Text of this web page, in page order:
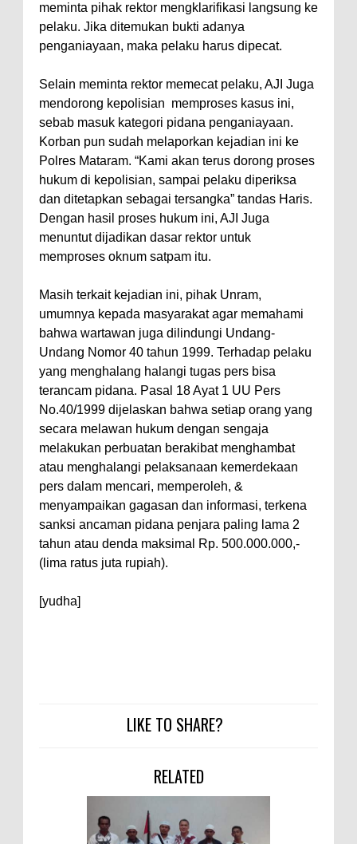
Persiapan DAK 2027 ke BPJN
NTB
dan Penguatan Kolaborasi
Wali Kota Bima Hadiri Rakornas
Kelautan dan Perikanan
Pemkot Jawab Pandangan
Umum Fraksi DPRD terhadap
Raperda Pertanggungjawaban
Pelaksanaan APBD Kota Bima
Pimpin Upacara HUT
Bima: Jadikan Tugas Sebagai
Ibadah, Kepercayaan Rakyat
Landasan Utama
Kado HUT Bhayangkara Ke-80,
Kapolres Bima Pimpin Kenaikan
Pangkat 42 Personel
Bakti Sosial Bhayangkara Ke-80,
Satsamapta Polres Bima Bantu
Warga Dena Hadapi Krisis Air
Bersih
Polsek Bolo Bongkar Peredaran
Sabu di Tambe, 2 Pria
meminta pihak rektor mengklarifikasi langsung ke
pelaku. Jika ditemukan bukti adanya
penganiayaan, maka pelaku harus dipecat.
Selain meminta rektor memecat pelaku, AJI Juga
mendorong kepolisian memproses kasus ini,
sebab masuk kategori pidana penganiayaan.
Korban pun sudah melaporkan kejadian ini ke
Polres Mataram. “Kami akan terus dorong proses
hukum di kepolisian, sampai pelaku diperiksa
dan ditetapkan sebagai tersangka” tandas Haris.
Dengan hasil proses hukum ini, AJI Juga
menuntut dijadikan dasar rektor untuk
memproses oknum satpam itu.
Masih terkait kejadian ini, pihak Unram,
umumnya kepada masyarakat agar memahami
bahwa wartawan juga dilindungi Undang-
Undang Nomor 40 tahun 1999. Terhadap pelaku
yang menghalang halangi tugas pers bisa
terancam pidana. Pasal 18 Ayat 1 UU Pers
No.40/1999 dijelaskan bahwa setiap orang yang
secara melawan hukum dengan sengaja
melakukan perbuatan berakibat menghambat
atau menghalangi pelaksanaan kemerdekaan
pers dalam mencari, memperoleh, &
menyampaikan gagasan dan informasi, terkena
sanksi ancaman pidana penjara paling lama 2
tahun atau denda maksimal Rp. 500.000.000,-
(lima ratus juta rupiah).
[yudha]
LIKE TO SHARE?
RELATED